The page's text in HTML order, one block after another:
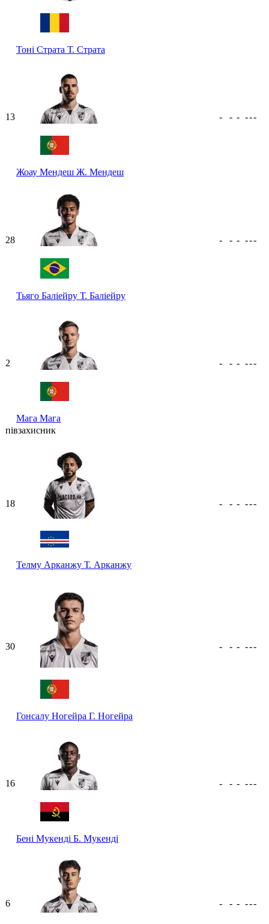
Тоні Страта Т. Страта
13
Жоау Мендеш Ж. Мендеш
- - - ---
28
Тьяго Баліейру Т. Баліейру
- - - ---
2
Мага Мага
- - - ---
півзахисник
18
Телму Арканжу Т. Арканжу
- - - ---
30
Гонсалу Ногейра Г. Ногейра
- - - ---
16
Бені Мукенді Б. Мукенді
- - - ---
6 - - - ---